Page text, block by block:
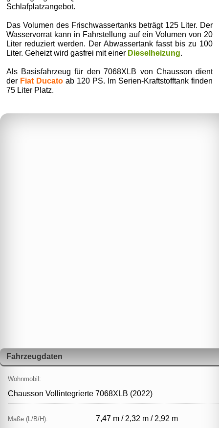
Schlafplatzangebot.
Das Volumen des Frischwassertanks beträgt 125 Liter. Der
Wasservorrat kann in Fahrstellung auf ein Volumen von 20
Liter reduziert werden. Der Abwassertank fasst bis zu 100
Liter. Geheizt wird gasfrei mit einer Dieselheizung.
Als Basisfahrzeug für den 7068XLB von Chausson dient
der Fiat Ducatoab 120 PS. Im Serien-Kraftstofftank finden
75 Liter Platz.
Fahrzeugdaten
Wohnmobil:
Chausson Vollintegrierte 7068XLB (2022)
Maße (L/B/H): 7,47 m / 2,32 m / 2,92 m